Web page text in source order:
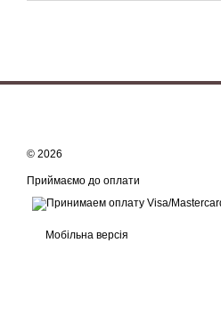
© 2026
Приймаємо до оплати
Мобільна версія